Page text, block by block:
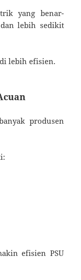
yang benar-
lebih sedikit
lebih efisien.
produsen
efisien PSU